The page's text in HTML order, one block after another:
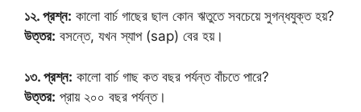
১২. প্রশ্ন: কালো বার্চ গাছের ছাল কোন ঋতুতে সবচেয়ে সুগন্ধযুক্ত হয়?
উত্তর: বসন্তে, যখন স্যাপ (sap) বের হয়।
১৩. প্রশ্ন: কালো বার্চ গাছ কত বছর পর্যন্ত বাঁচতে পারে?
উত্তর: প্রায় ২০০ বছর পর্যন্ত।